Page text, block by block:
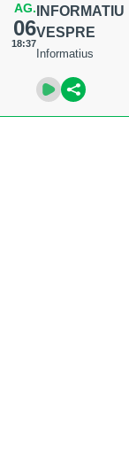
AG.
06
18:37
INFORMATIU
VESPRE
Informatius